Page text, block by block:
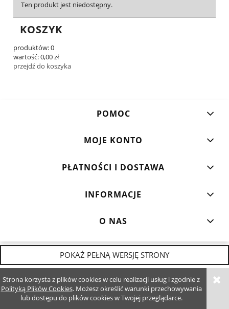
Strona korzysta z plików cookies w celu realizacji usług i zgodnie z
Polityką Plików Cookies. Możesz określić warunki przechowywania
lub dostępu do plików cookies w Twojej przeglądarce.
Ten produkt jest niedostępny.
KOSZYK
produktów:0
wartość:0,00 zł
przejdź do koszyka
POMOC
MOJE KONTO
PŁATNOŚCI I DOSTAWA
INFORMACJE
O NAS
POKAŻ PEŁNĄ WERSJĘ STRONY